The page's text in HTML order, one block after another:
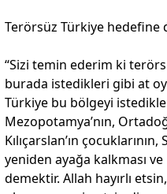
Terörsüz Türkiye hedefine
“Sizi temin ederim ki
burada istedikleri gibi at
Türkiye bu bölgeyi
Mezopotamya’nın,
Kılıçarslan’ın
yeniden ayağa kalkması ve
demektir. Allah hayırlı